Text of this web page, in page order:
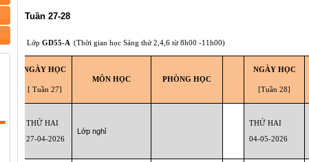
Tuần 27-28
Lớp GD55-A (Thời gian học Sáng thứ 2,4,6 từ 8h00 -11h00)
NGÀY HỌC
[ Tuần 27]
MÔN HỌC PHÒNG HỌC
NGÀY HỌC
[Tuần 28]
THỨ HAI
27-04-2026
Lớp nghỉ
THỨ HAI
04-05-2026